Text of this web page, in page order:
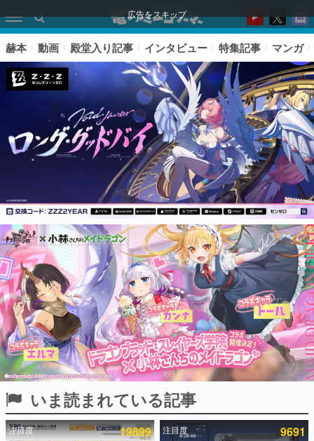
広告をスキップ
ピックアップ
電ファミのいま読まれている記事ランキング
アプリセール情報
インタビュー
連載・特集一覧
殿堂入り記事
SNS拡散数が数千以上！ ページビュー数万以上！ などな
ど。多くの人々に読まれた、電ファミ渾身の“殿堂入り”記
事をまとめました。
赫本 動画 殿堂入り記事 インタビュー 特集記事 マンガ
いま読まれている記事
注目度 19899 注目度 9691